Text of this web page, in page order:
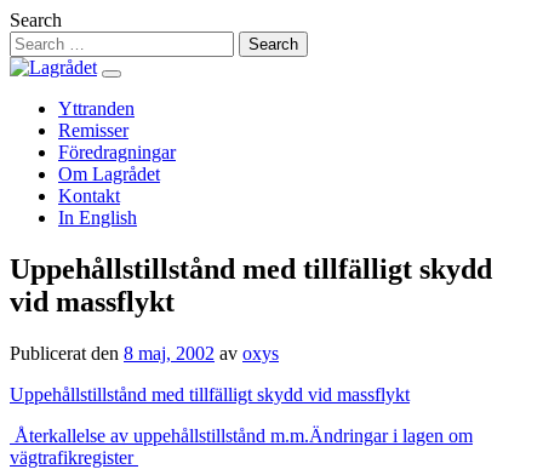
Hoppa
till
innehåll
Search
Yttranden
Remisser
Föredragningar
Om Lagrådet
Kontakt
In English
Uppehållstillstånd med tillfälligt skydd
vid massflykt
Publicerat den 8 maj, 2002 av oxys
Uppehållstillstånd med tillfälligt skydd vid massflykt
Inläggsnavigering
Återkallelse av uppehållstillstånd m.m.Ändringar i lagen om
vägtrafikregister